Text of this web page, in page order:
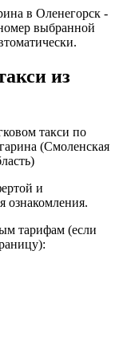
в Оленегорск -
выбранной
из
такси по
(Смоленская
и
ознакомления.
тарифам (если